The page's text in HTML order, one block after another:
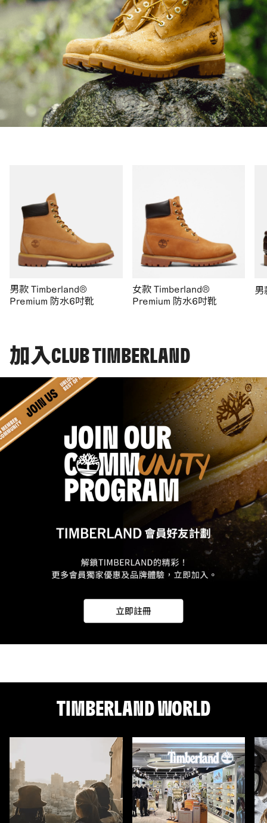
男款 Timberland®
Premium 防水6吋靴
女款 Timberland®
Premium 防水6吋靴
男
加入CLUB TIMBERLAND
TIMBERLAND WORLD